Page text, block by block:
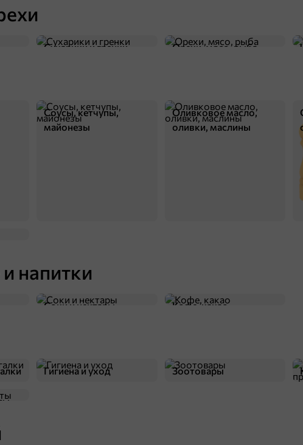
Сухарики и гренки Орехи, мясо, рыба
Соусы, кетчупы,
майонезы
Оливковое масло,
оливки, маслины
напитки
Соки и нектары Кофе, какао
Гигиена и уход Зоотовары